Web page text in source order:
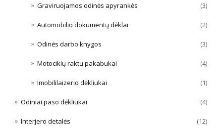
Graviruojamos odinės apyrankės (3)
Automobilio dokumentų dėklai (2)
Odinės darbo knygos (3)
Motociklų raktų pakabukai (4)
Imobililaizerio dėkliukai (1)
Odiniai paso dėkliukai (4)
Interjero detalės (12)